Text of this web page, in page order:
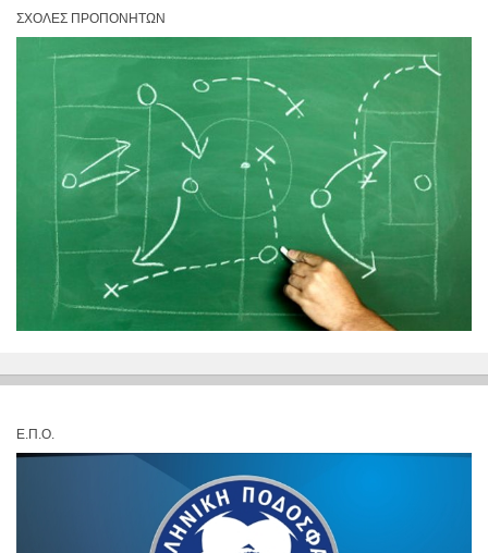
ΣΧΟΛΈΣ ΠΡΟΠΟΝΗΤΏΝ
Ε.Π.Ο.